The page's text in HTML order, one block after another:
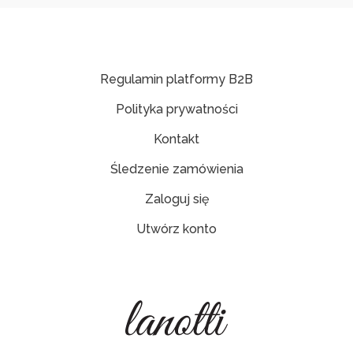
Regulamin platformy B2B
Polityka prywatności
Kontakt
Śledzenie zamówienia
Zaloguj się
Utwórz konto